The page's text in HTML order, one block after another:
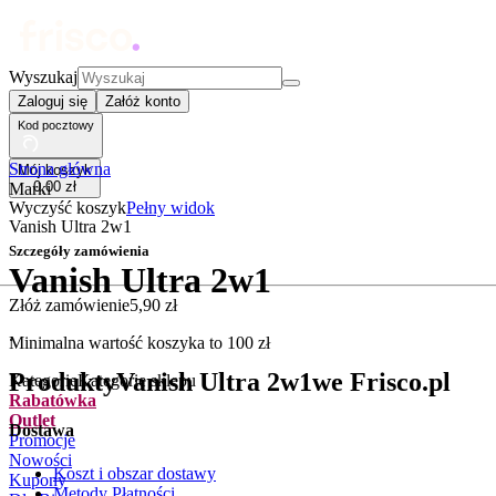
Wyszukaj
Zaloguj się Załóż konto
Kod pocztowy
Mój koszyk
0,00 zł
Wyczyść koszykPełny widok
Szczegóły zamówienia
Złóż zamówienie5,90 zł
Minimalna wartość koszyka to 100 zł
KategorieKategorie sklepu
Rabatówka
Outlet
Promocje
Nowości
Kupony
Strona główna
Marki
Vanish Ultra 2w1
Vanish Ultra 2w1
.
ProduktyVanish Ultra 2w1we Frisco.pl
Dostawa
Koszt i obszar dostawy